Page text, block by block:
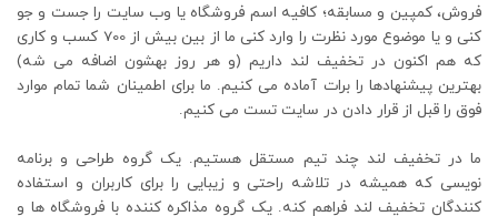
فروش، کمپین و مسابقه؛ کافیه اسم فروشگاه یا وب سایت را جست و جو
کنی و یا موضوع مورد نظرت را وارد کنی ما از بین بیش از 700 کسب و کاری
که هم اکنون در تخفیف لند داریم (و هر روز بهشون اضافه می شه)
بهترین پیشنهادها را برات آماده می کنیم. ما برای اطمینان شما تمام موارد
فوق را قبل از قرار دادن در سایت تست می کنیم.
ما در تخفیف لند چند تیم مستقل هستیم. یک گروه طراحی و برنامه
نویسی که همیشه در تلاشه راحتی و زیبایی را برای کاربران و استفاده
کنندگان تخفیف لند فراهم کنه. یک گروه مذاکره کننده با فروشگاه ها و